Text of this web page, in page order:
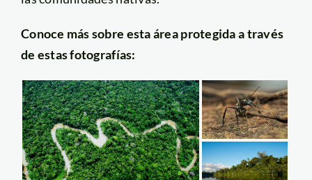
Conoce más sobre esta área protegida a través
de estas fotografías: